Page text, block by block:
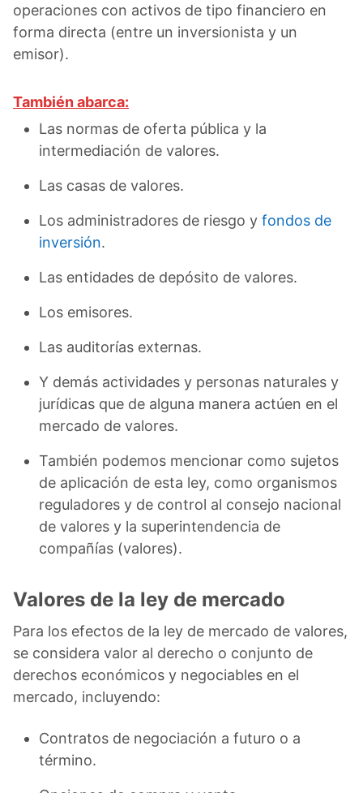
operaciones con activos de tipo financiero en
forma directa (entre un inversionista y un
emisor).
También abarca:
Las normas de oferta pública y la
intermediación de valores.
Las casas de valores.
Los administradores de riesgo y fondos de
inversión.
Las entidades de depósito de valores.
Los emisores.
Las auditorías externas.
Y demás actividades y personas naturales y
jurídicas que de alguna manera actúen en el
mercado de valores.
También podemos mencionar como sujetos
de aplicación de esta ley, como organismos
reguladores y de control al consejo nacional
de valores y la superintendencia de
compañías (valores).
Valores de la ley de mercado
Para los efectos de la ley de mercado de valores,
se considera valor al derecho o conjunto de
derechos económicos y negociables en el
mercado, incluyendo:
Contratos de negociación a futuro o a
término.